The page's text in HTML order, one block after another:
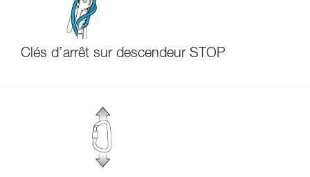
Clés d’arrêt sur descendeur STOP